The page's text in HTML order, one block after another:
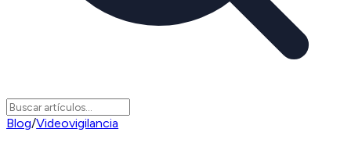
Blog/Videovigilancia